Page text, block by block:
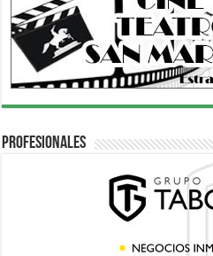
Profesionales